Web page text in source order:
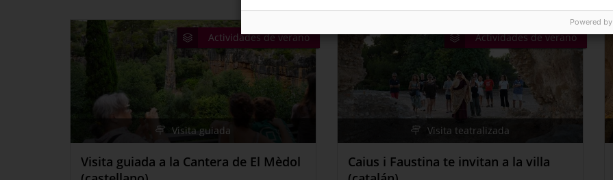
Actividades de verano
Visita guiada
Visita guiada a la Cantera de El Mèdol
Actividades de verano
Visita teatralizada
Caius i Faustina te invitan a la villa
Powered by